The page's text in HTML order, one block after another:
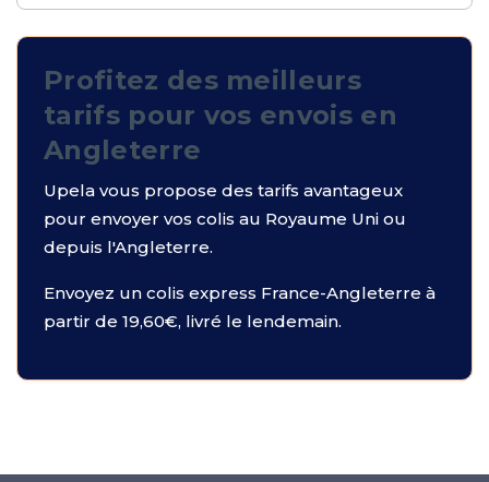
Profitez des meilleurs
tarifs pour vos envois en
Angleterre
Upela vous propose des tarifs avantageux
pour envoyer vos colis au Royaume Uni ou
depuis l'Angleterre.
Envoyez un colis express France-Angleterre à
partir de 19,60€, livré le lendemain.